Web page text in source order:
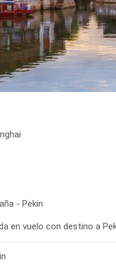
- Pekin
en vuelo con destino a